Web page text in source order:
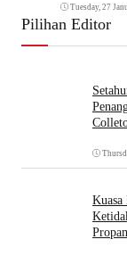
Tuesday, 27
Pilihan Editor